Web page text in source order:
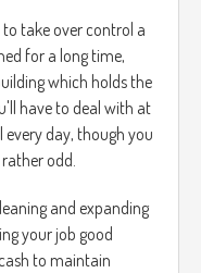
to take over control a
for a long time,
which holds the
have to deal with at
every day, though you
odd.
and expanding
your job good
to maintain